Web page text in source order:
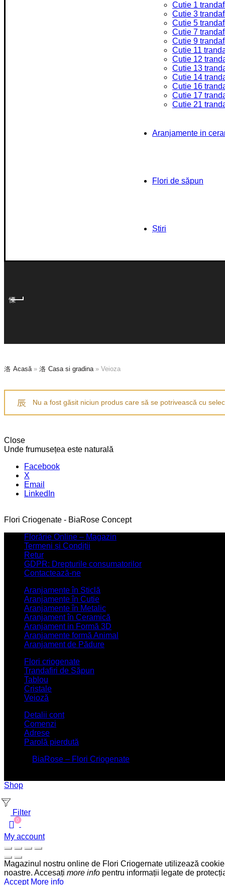
Cutie 1
Cutie 3
Cutie 5
Cutie 7
Cutie 9
Cutie 11
Cutie 12
Cutie 13
Cutie 14
Cutie 16
Cutie 17
Cutie 21
Aranjamente in
Flori de săpun
Știri
Acasă» Casa si gradina» Veioza
Nu a fost găsit niciun produs care să se potrivească cu
Close
Unde frumusețea este naturală
Facebook
X
Email
LinkedIn
Flori Criogenate - BiaRose Concept
Florărie Online – Magazin
Termeni și Condiții
Retur
GDPR: Drepturile consumatorilor
Contactează-ne
Aranjamente în Sticlă
Aranjamente în Cutie
Aranjamente în Metalic
Aranjament în Ceramică
Aranjament in Formă 3D
Aranjamente formă Animal
Aranjament de Pădure
Flori criogenate
Trandafiri de Săpun
Tablou
Cristale
Veioză
Detalii cont
Comenzi
Adrese
Parolă pierdută
BiaRose – Flori Criogenate
Shop
Filter
0
My account
Magazinul nostru online de Flori Criogernate utilizează
noastre. Accesați more info pentru informații legate de
Accept More info